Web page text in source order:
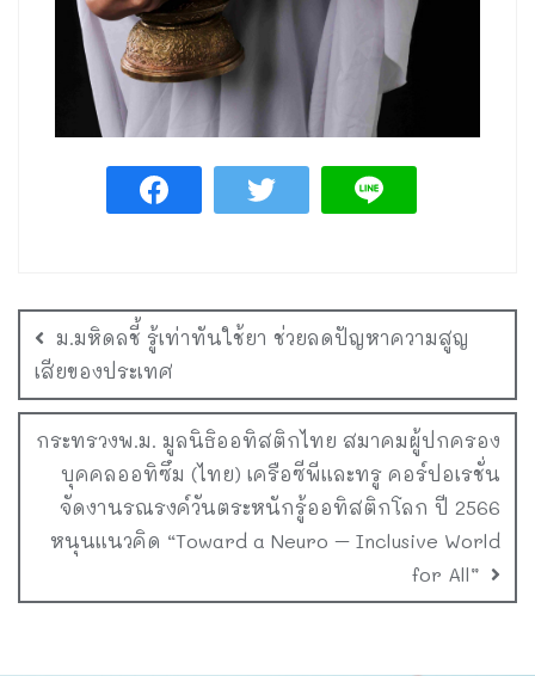
ม.มหิดลชี้ รู้เท่าทันใช้ยา ช่วยลดปัญหาความสูญ
เสียของประเทศ
กระทรวงพ.ม. มูลนิธิออทิสติกไทย สมาคมผู้ปกครอง
บุคคลออทิซึม (ไทย) เครือซีพีและทรู คอร์ปอเรชั่น
จัดงานรณรงค์วันตระหนักรู้ออทิสติกโลก ปี 2566
หนุนแนวคิด “Toward a Neuro – Inclusive World
for All”